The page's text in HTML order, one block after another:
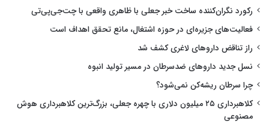
رکورد نگران‌کننده ساخت خبر جعلی با ظاهری واقعی با چت‌جی‌پی‌تی
فعالیت‌های جزیره‌ای در حوزه اشتغال، مانع تحقق اهداف است
راز تناقض داروهای لاغری کشف شد
نسل جدید داروهای ضدسرطان در مسیر تولید انبوه
چرا سرطان ریشه‌کن نمی‌شود؟
کلاهبرداری ۲۵ میلیون دلاری با چهره جعلی، بزرگ‌ترین کلاهبرداری هوش
مصنوعی